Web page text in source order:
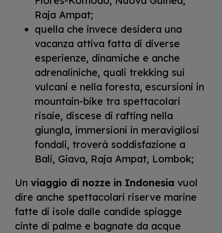
Raja Ampat;
quella che invece desidera una
vacanza attiva fatta di diverse
esperienze, dinamiche e anche
adrenaliniche, quali trekking sui
vulcani e nella foresta, escursioni in
mountain-bike tra spettacolari
risaie, discese di rafting nella
giungla, immersioni in meravigliosi
fondali, troverà soddisfazione a
Bali, Giava, Raja Ampat, Lombok;
Un viaggio di nozze in Indonesia vuol
dire anche spettacolari riserve marine
fatte di isole dalle candide spiagge
cinte di palme e bagnate da acque